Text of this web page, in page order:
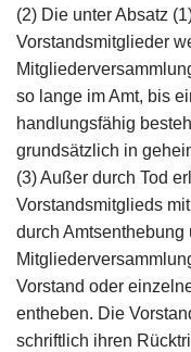
(2) Die unter Absatz
Vorstandsmitglieder
so lange im Amt, bis
handlungsfähig
grundsätzlich in
(3) Außer durch Tod
Vorstandsmitglieds
durch Amtsenthebung
Vorstand oder
entheben. Die
schriftlich ihren